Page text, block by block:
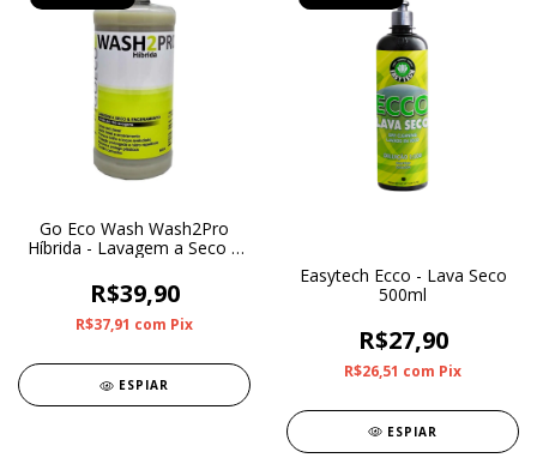
Go Eco Wash Wash2Pro
Híbrida - Lavagem a Seco e
R$39,90
R$37,91 com Pix
ESPIAR
Easytech Ecco - Lava Seco
500ml
R$27,90
R$26,51 com Pix
ESPIAR